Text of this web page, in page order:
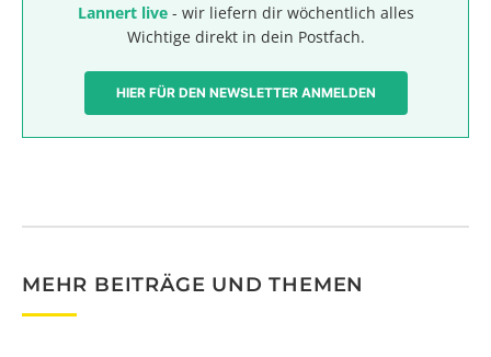
Lannert live- wir liefern dir wöchentlich alles
Wichtige direkt in dein Postfach.
HIER FÜR DEN NEWSLETTER ANMELDEN
MEHR BEITRÄGE UND THEMEN